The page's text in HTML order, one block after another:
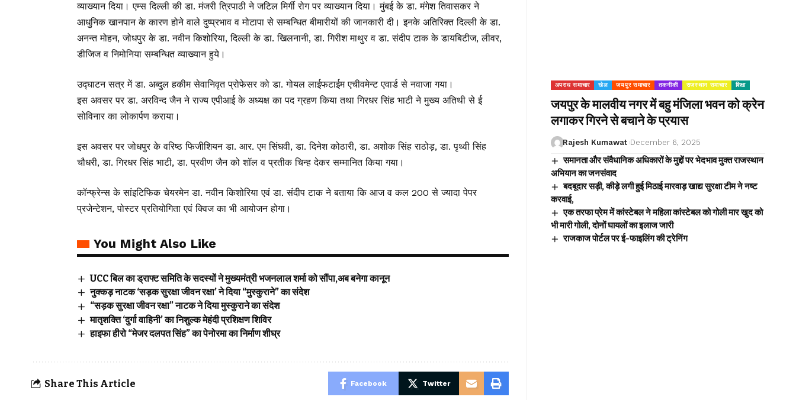
व्याख्यान दिया। एम्स दिल्ली की डा. मंजरी त्रिपाठी ने जटिल मिर्गी रोग पर व्याख्यान दिया। मुंबई के डा. मंगेश तिवासकर ने
आधुनिक खानपान के कारण होने वाले दुष्प्रभाव व मोटापा से सम्बन्धित बीमारीयों की जानकारी दी। इनके अतिरिक्त दिल्ली के डा.
अनन्त मोहन, जोधपुर के डा. नवीन किशोरिया, दिल्ली के डा. खिलनानी, डा. गिरीश माथुर व डा. संदीप टाक के डायबिटीज, लीवर,
डीजिज व निमोनिया सम्बन्धित व्याख्यान हुये।
उद्घाटन सत्र में डा. अब्दुल हकीम सेवानिवृत प्रोफेसर को डा. गोयल लाईफटाईम एचीवमेन्ट एवार्ड से नवाजा गया।
इस अवसर पर डा. अरविन्द जैन ने राज्य एपीआई के अध्यक्ष का पद ग्रहण किया तथा गिरधर सिंह भाटी ने मुख्य अतिथी से ई
सोविनार का लोकार्पण कराया।
इस अवसर पर जोधपुर के वरिष्ठ फिजीशियन डा. आर. एम सिंघवी, डा. दिनेश कोठारी, डा. अशोक सिंह राठोड़, डा. पृथ्वी सिंह
चौधरी, डा. गिरधर सिंह भाटी, डा. प्रवीण जैन को शॉल व प्रतीक चिन्ह देकर सम्मानित किया गया।
कॉन्फ्रेन्स के सांइटिफिक चेयरमेन डा. नवीन किशोरिया एवं डा. संदीप टाक ने बताया कि आज व कल 200 से ज्यादा पेपर
प्रजेन्टेशन, पोस्टर प्रतियोगिता एवं क्विज का भी आयोजन होगा।
You Might Also Like
UCC बिल का ड्राफ्ट समिति के सदस्यों ने मुख्यमंत्री भजनलाल शर्मा को सौंपा,अब बनेगा कानून
नुक्कड़ नाटक ‘सड़क सुरक्षा जीवन रक्षा’ ने दिया “मुस्कुराने” का संदेश
“सड़क सुरक्षा जीवन रक्षा” नाटक ने दिया मुस्कुराने का संदेश
मातृशक्ति ‘दुर्गा वाहिनी’ का निशुल्क मेहंदी प्रशिक्षण शिविर
हाइफा हीरो “मेजर दलपत सिंह” का पेनोरमा का निर्माण शीघ्र
Share This Article Facebook Twitter
अपराध समाचार खेल जयपुर समाचार तकनीकी राजस्थान समाचार शिक्षा
जयपुर के मालवीय नगर में बहु मंजिला भवन को क्रेन
लगाकर गिरने से बचाने के प्रयास
Rajesh Kumawat December 6, 2025
समानता और संवैधानिक अधिकारों के मुद्दों पर भेदभाव मुक्त राजस्थान
अभियान का जनसंवाद
बदबूदार सड़ी, कीड़े लगी हुई मिठाई मारवाड़ खाद्य सुरक्षा टीम ने नष्ट
करवाई,
एक तरफा प्रेम में कांस्टेबल ने महिला कांस्टेबल को गोली मार खुद को
भी मारी गोली, दोनों घायलों का इलाज जारी
राजकाज पोर्टल पर ई-फाइलिंग की ट्रेनिंग